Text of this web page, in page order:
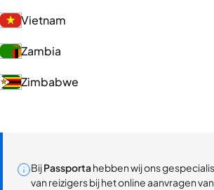
Vietnam
Zambia
Zimbabwe
BijPassportahebben wij ons
van reizigers bij het online aanvragen